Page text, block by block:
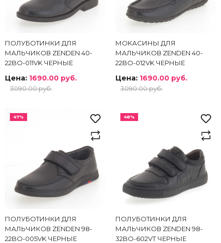
ПОЛУБОТИНКИ ДЛЯ
МАЛЬЧИКОВ ZENDEN 40-
22BO-011VK ЧЕРНЫЕ
Цена: 1690.00 руб.
3090.00 руб.
МОКАСИНЫ ДЛЯ
МАЛЬЧИКОВ ZENDEN 40-
22BO-012VK ЧЕРНЫЕ
Цена: 1690.00 руб.
3090.00 руб.
47%
ПОЛУБОТИНКИ ДЛЯ
МАЛЬЧИКОВ ZENDEN 98-
22BO-005VK ЧЕРНЫЕ
48%
ПОЛУБОТИНКИ ДЛЯ
МАЛЬЧИКОВ ZENDEN 98-
32BO-602VT ЧЕРНЫЕ